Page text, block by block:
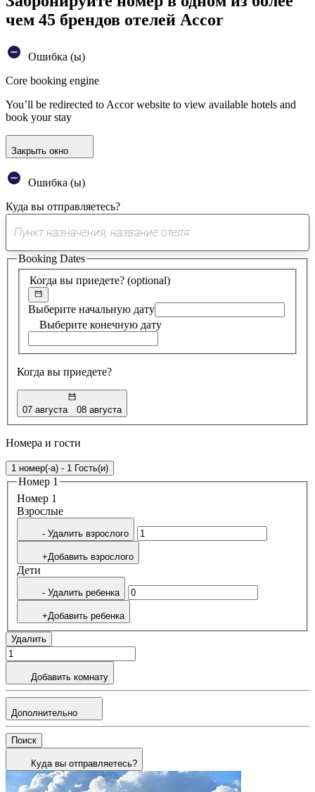
чем 45 брендов отелей Accor
Ошибка (ы)
Core booking engine
You’ll be redirected to Accor website to view available hotels and
book your stay
Закрыть окно
Ошибка (ы)
Куда вы отправляетесь?
0
предложение
найдено
Когда вы приедете? (optional)
Выберите начальную дату
Выберите конечную дату
Когда вы приедете?
07 августа 08 августа
Booking Dates
Номера и гости
1 номер(-а) - 1 Гость(и)
Номер 1
Номер 1
Bзрослые
- Удалить взрослого
+Добавить взрослого
Дети
- Удалить ребенка
+Добавить ребенка
Удалить
Добавить комнату
Дополнительно
Поиск
Куда вы отправляетесь?